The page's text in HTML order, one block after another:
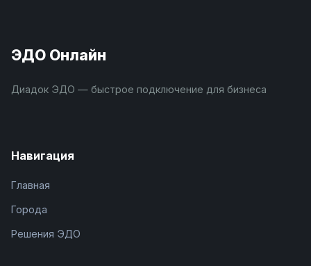
ЭДО Онлайн
Диадок ЭДО — быстрое подключение для бизнеса
Навигация
Главная
Города
Решения ЭДО